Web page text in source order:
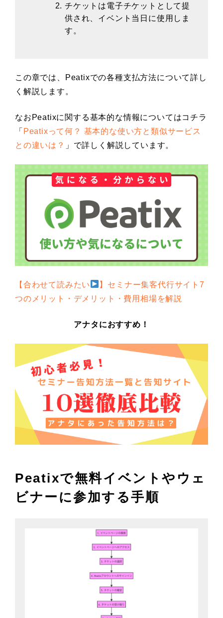
チケットは電子チケットとして提
供され、イベント当日に使用しま
す。
この章では、Peatixでの各種支払方法について詳し
く解説します。
なおPeatixに関する基本的な情報についてはコチラ
「 Peatixって何？ 基本的な使い方と類似サービス
との違いは？ 」で詳しく解説しています。
【合わせて読みたい
】セミナー集客代行サイト7
つのメリット・デメリット・費用相場を解説
アナタにおすすめ！
Peatixで無料イベントやウェ
ビナーに参加する手順